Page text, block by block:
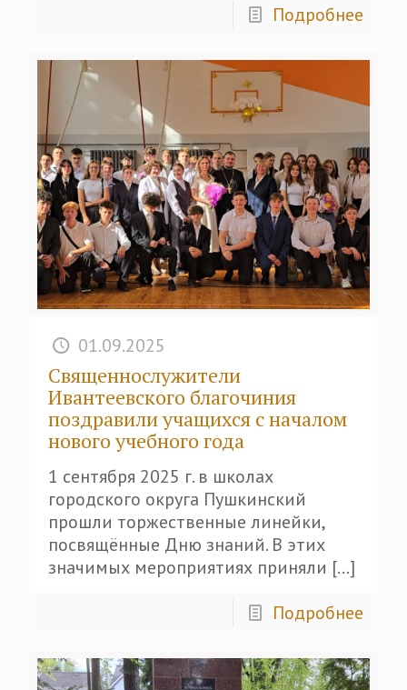
Подробнее
01.09.2025
Священнослужители
Ивантеевского благочиния
поздравили учащихся с началом
нового учебного года
1 сентября 2025 г. в школах
городского округа Пушкинский
прошли торжественные линейки,
посвящённые Дню знаний. В этих
значимых мероприятиях приняли […]
Подробнее